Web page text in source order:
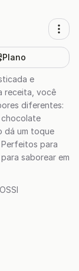
Plano
e
receita, você
diferentes:
dá um toque
para
saborear em